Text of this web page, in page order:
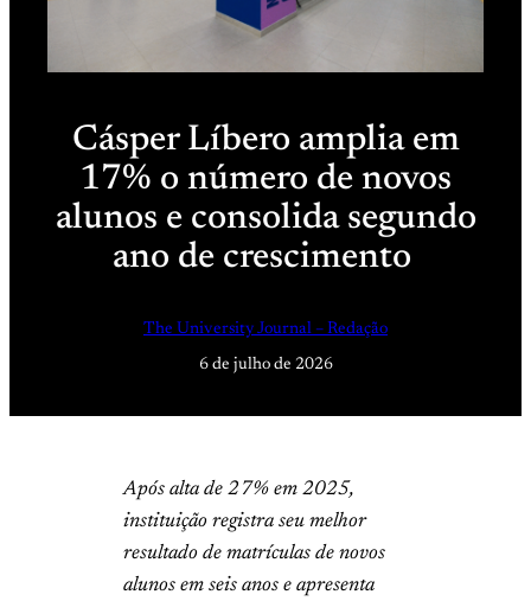
Cásper Líbero amplia em
17% o número de novos
alunos e consolida segundo
ano de crescimento
The University Journal – Redação
6 de julho de 2026
Após alta de 27% em 2025,
instituição registra seu melhor
resultado de matrículas de novos
alunos em seis anos e apresenta